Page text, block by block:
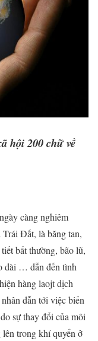
hội 200 chữ về
càng nghiêm
Đất, là băng tan,
bất thường, bão lũ,
dài … dẫn đến tình
hàng laojt dịch
dẫn tới việc biến
sự thay đổi của môi
trong khí quyển ở